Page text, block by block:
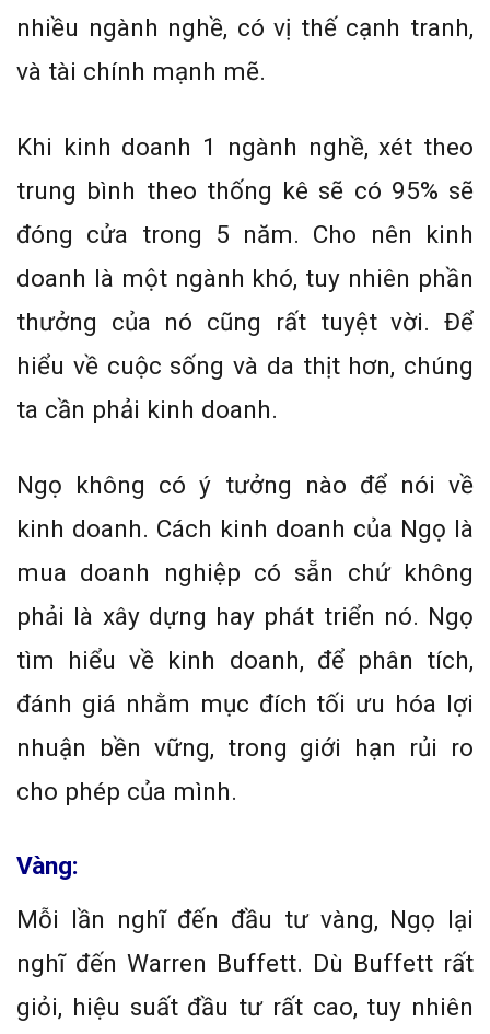
nhiều ngành nghề, có vị thế cạnh tranh,
và tài chính mạnh mẽ.
Khi kinh doanh 1 ngành nghề, xét theo
trung bình theo thống kê sẽ có 95% sẽ
đóng cửa trong 5 năm. Cho nên kinh
doanh là một ngành khó, tuy nhiên phần
thưởng của nó cũng rất tuyệt vời. Để
hiểu về cuộc sống và da thịt hơn, chúng
ta cần phải kinh doanh.
Ngọ không có ý tưởng nào để nói về
kinh doanh. Cách kinh doanh của Ngọ là
mua doanh nghiệp có sẵn chứ không
phải là xây dựng hay phát triển nó. Ngọ
tìm hiểu về kinh doanh, để phân tích,
đánh giá nhằm mục đích tối ưu hóa lợi
nhuận bền vững, trong giới hạn rủi ro
cho phép của mình.
Vàng:
Mỗi lần nghĩ đến đầu tư vàng, Ngọ lại
nghĩ đến Warren Buffett. Dù Buffett rất
giỏi, hiệu suất đầu tư rất cao, tuy nhiên